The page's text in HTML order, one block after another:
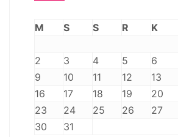
M S S R K
2
3 4 5 6
9
10 11 12 13
16
17 18 19 20
23
24 25 26 27
30
31